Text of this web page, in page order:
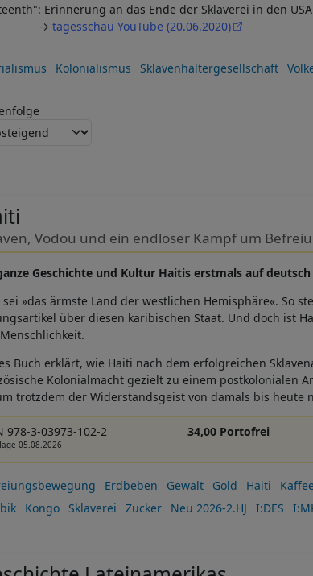
Erinnerung an das Ende der Sklaverei in den USA
→ tagesschau YouTube (20.06.2020)
Kolonialismus Sklavenhaltergesellschaft
Vodou und ein endloser Kampf um
Geschichte und Kultur Haitis erstmals auf deutsch
sei »das ärmste Land der westlichen Hemisphäre«. So
über diesen karibischen Staat. Und doch ist
Buch erklärt, wie Haiti nach dem erfolgreichen
Kolonialmacht gezielt zu einem postkolonialen
trotzdem der Widerstandsgeist von damals bis heute
978-3-03973-102-2
05.08.2026
34,00 Portofrei
Erdbeben Gewalt Gold Haiti
Kaffee
Kongo Sklaverei Zucker Neu 2026-2.HJ I:DES